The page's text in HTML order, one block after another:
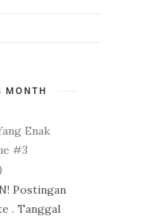
MONTH
Enak
#3
Postingan
. Tanggal